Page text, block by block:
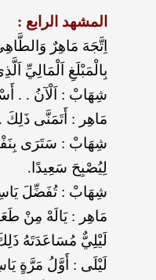
المشهد الرابع :
اِتَّجَهَ مَاهِرٌ
بِالْمَبْلَغِ اَلْمَالِيِّ
شِهَابْ : اَلْآنُ . .
مَاهِر : أَتَمَنَّى ذَلِكَ
شِهَابْ : سَتَرَى
لِيُصْبِحَ سَعِيدًا.
شِهَابْ : تُفَضِّلَ
مَاهِر : يَالَهْ مِنْ
لَيْلِيٌّ مُسَاعَدَتَهُ
لَيْلَى : أَوَّلُ مَرَّةٍ